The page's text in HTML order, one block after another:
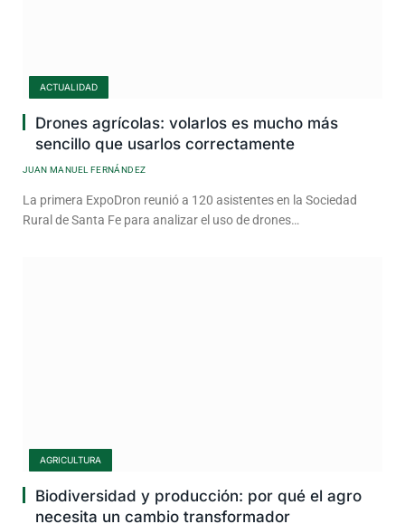
ACTUALIDAD
Drones agrícolas: volarlos es mucho más
sencillo que usarlos correctamente
JUAN MANUEL FERNÁNDEZ
La primera ExpoDron reunió a 120 asistentes en la Sociedad
Rural de Santa Fe para analizar el uso de drones…
AGRICULTURA
Biodiversidad y producción: por qué el agro
necesita un cambio transformador